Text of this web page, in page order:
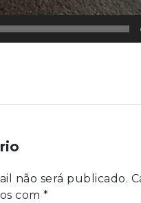
não será publicado.
com *